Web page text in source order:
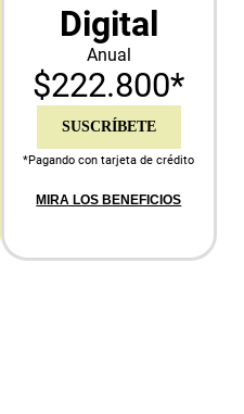
Digital
Anual
$222.800*
SUSCRÍBETE
*Pagando con tarjeta de crédito
MIRA LOS BENEFICIOS